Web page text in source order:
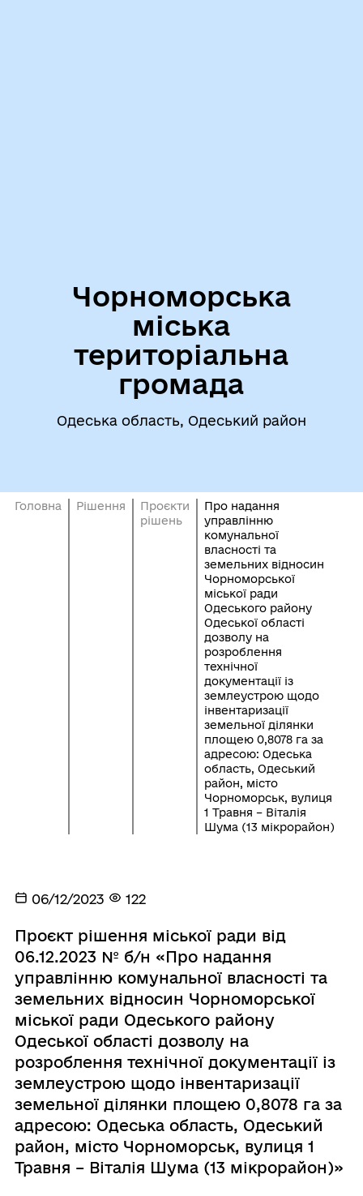
Чорноморська
міська
територіальна
громада
Одеська область, Одеський район
Головна Рішення
Проєкти
рішень
Про надання
управлінню
комунальної
власності та
земельних відносин
Чорноморської
міської ради
Одеського району
Одеської області
дозволу на
розроблення
технічної
документації із
землеустрою щодо
інвентаризації
земельної ділянки
площею 0,8078 га за
адресою: Одеська
область, Одеський
район, місто
Чорноморськ, вулиця
1 Травня – Віталія
Шума (13 мікрорайон)
06/12/2023 122
Проєкт рішення міської ради від
06.12.2023 № б/н «Про надання
управлінню комунальної власності та
земельних відносин Чорноморської
міської ради Одеського району
Одеської області дозволу на
розроблення технічної документації із
землеустрою щодо інвентаризації
земельної ділянки площею 0,8078 га за
адресою: Одеська область, Одеський
район, місто Чорноморськ, вулиця 1
Травня – Віталія Шума (13 мікрорайон)»